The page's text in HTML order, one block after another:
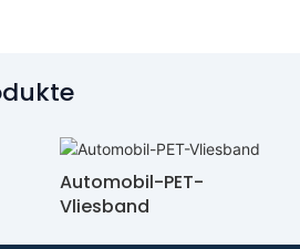
Automobil-PET-
Vliesband